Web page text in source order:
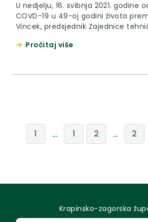
U nedjelju, 16. svibnja 2021. godine
COVD-19 u 49-oj godini života
Vincek, predsjednik Zajednice
Pročitaj više
1 ... 1 2 ... 2
Krapinsko-zagorska